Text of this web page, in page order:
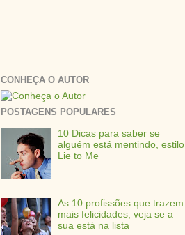
CONHEÇA O AUTOR
POSTAGENS POPULARES
10 Dicas para saber se
alguém está mentindo, estilo
Lie to Me
As 10 profissões que trazem
mais felicidades, veja se a
sua está na lista